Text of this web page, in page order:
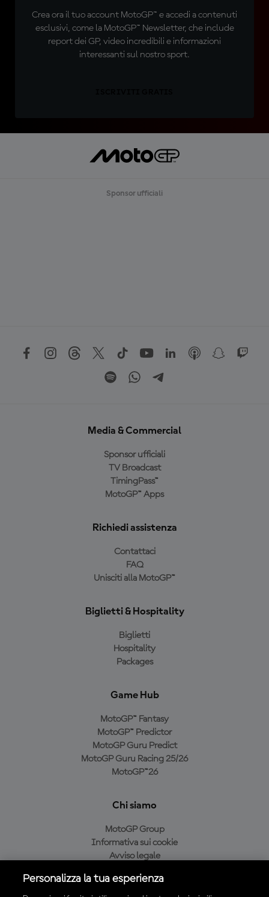
Crea ora il tuo account MotoGP™ e accedi a contenuti
esclusivi, come la MotoGP™ Newsletter, che include
report dei GP, video incredibili e informazioni
interessanti sul nostro sport.
Sponsor ufficiali
Media & Commercial
Sponsor ufficiali
TV Broadcast
TimingPass™
MotoGP™ Apps
Richiedi assistenza
Contattaci
FAQ
Unisciti alla MotoGP™
Biglietti & Hospitality
Biglietti
Hospitality
Packages
Game Hub
MotoGP™ Fantasy
MotoGP™ Predictor
MotoGP Guru Predict
MotoGP Guru Racing 25/26
MotoGP™26
Chi siamo
MotoGP Group
Informativa sui cookie
Avviso legale
Condizioni di acquisto
Personalizza la tua esperienza